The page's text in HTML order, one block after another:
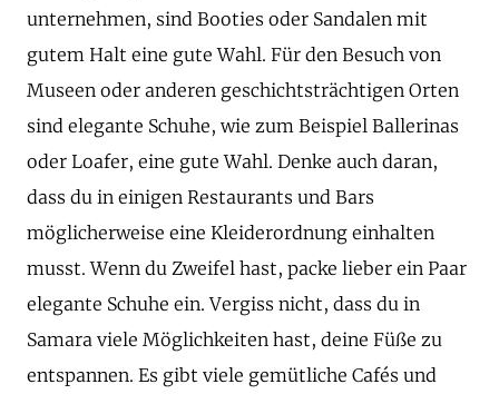
unternehmen, sind Booties oder Sandalen mit
gutem Halt eine gute Wahl. Für den Besuch von
Museen oder anderen geschichtsträchtigen Orten
sind elegante Schuhe, wie zum Beispiel Ballerinas
oder Loafer, eine gute Wahl. Denke auch daran,
dass du in einigen Restaurants und Bars
möglicherweise eine Kleiderordnung einhalten
musst. Wenn du Zweifel hast, packe lieber ein Paar
elegante Schuhe ein. Vergiss nicht, dass du in
Samara viele Möglichkeiten hast, deine Füße zu
entspannen. Es gibt viele gemütliche Cafés und